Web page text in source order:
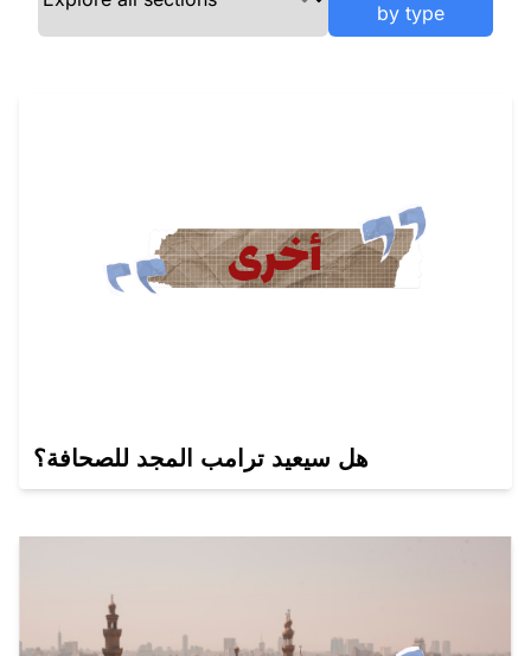
by type
هل سيعيد ترامب المجد للصحافة؟